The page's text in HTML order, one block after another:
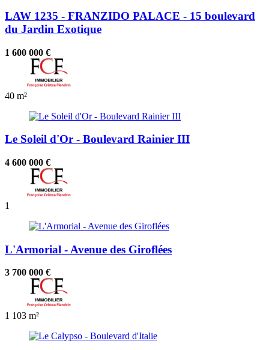
LAW 1235 - FRANZIDO PALACE - 15 boulevard
du Jardin Exotique
1 600 000 €
40 m²
Le Soleil d'Or - Boulevard Rainier III
4 600 000 €
1
L'Armorial - Avenue des Giroflées
3 700 000 €
1 103 m²